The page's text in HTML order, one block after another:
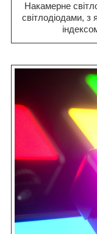
Накамерне
світлодіодами, з